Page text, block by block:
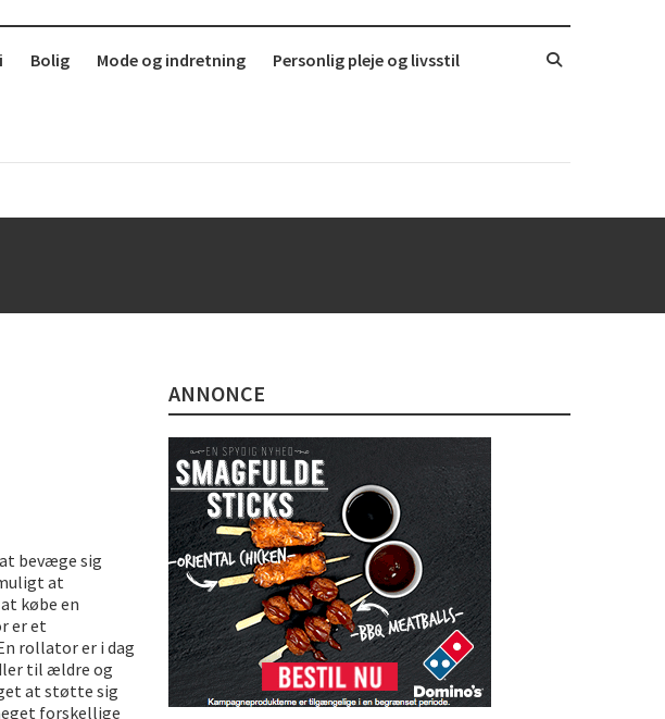
Bolig Mode og indretning Personlig pleje og livsstil
bevæge sig
at
købe en
er et
rollator er i dag
til ældre og
at støtte sig
forskellige
ANNONCE